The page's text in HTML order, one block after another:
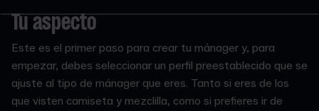
Tu aspecto
Este es el primer paso para crear tu mánager y, para
empezar, debes seleccionar un perfil preestablecido que se
ajuste al tipo de mánager que eres. Tanto si eres de los
que visten camiseta y mezclilla, como si prefieres ir de